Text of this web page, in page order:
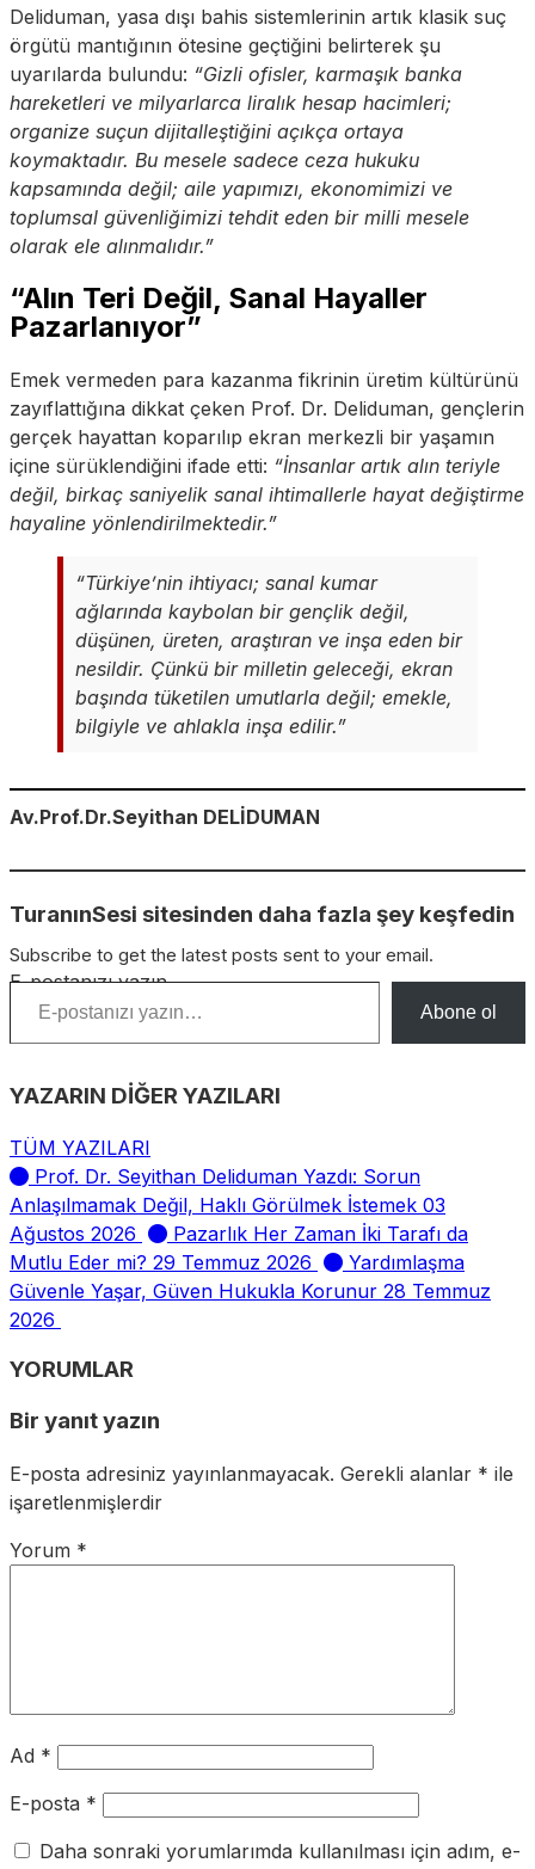
Deliduman, yasa dışı bahis sistemlerinin artık klasik suç
örgütü mantığının ötesine geçtiğini belirterek şu
uyarılarda bulundu: “Gizli ofisler, karmaşık banka
hareketleri ve milyarlarca liralık hesap hacimleri;
organize suçun dijitalleştiğini açıkça ortaya
koymaktadır. Bu mesele sadece ceza hukuku
kapsamında değil; aile yapımızı, ekonomimizi ve
toplumsal güvenliğimizi tehdit eden bir milli mesele
olarak ele alınmalıdır.”
“Alın Teri Değil, Sanal Hayaller
Pazarlanıyor”
Emek vermeden para kazanma fikrinin üretim kültürünü
zayıflattığına dikkat çeken Prof. Dr. Deliduman, gençlerin
gerçek hayattan koparılıp ekran merkezli bir yaşamın
içine sürüklendiğini ifade etti: “İnsanlar artık alın teriyle
değil, birkaç saniyelik sanal ihtimallerle hayat değiştirme
hayaline yönlendirilmektedir.”
“Türkiye’nin ihtiyacı; sanal kumar
ağlarında kaybolan bir gençlik değil,
düşünen, üreten, araştıran ve inşa eden bir
nesildir. Çünkü bir milletin geleceği, ekran
başında tüketilen umutlarla değil; emekle,
bilgiyle ve ahlakla inşa edilir.”
Av.Prof.Dr.Seyithan DELİDUMAN
TuranınSesi sitesinden daha fazla şey keşfedin
Subscribe to get the latest posts sent to your email.
E-postanızı yazın…
Abone ol
YAZARIN DİĞER YAZILARI
TÜM YAZILARI
Prof. Dr. Seyithan Deliduman Yazdı: Sorun
Anlaşılmamak Değil, Haklı Görülmek İstemek 03
Ağustos 2026
Pazarlık Her Zaman İki Tarafı da
Mutlu Eder mi? 29 Temmuz 2026
Yardımlaşma
Güvenle Yaşar, Güven Hukukla Korunur 28 Temmuz
2026
YORUMLAR
Bir yanıt yazın
E-posta adresiniz yayınlanmayacak. Gerekli alanlar * ile
işaretlenmişlerdir
Yorum *
Ad *
E-posta *
Daha sonraki yorumlarımda kullanılması için adım, e-